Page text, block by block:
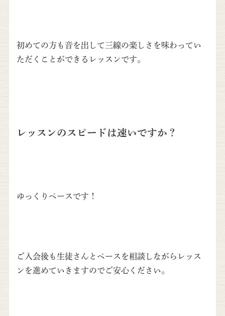
初めての方も音を出して三線の楽しさを味わってい
ただくことができるレッスンです。
レッスンのスピードは速いですか？
ゆっくりペースです！
ご入会後も生徒さんとペースを相談しながらレッス
ンを進めていきますのでご安心ください。